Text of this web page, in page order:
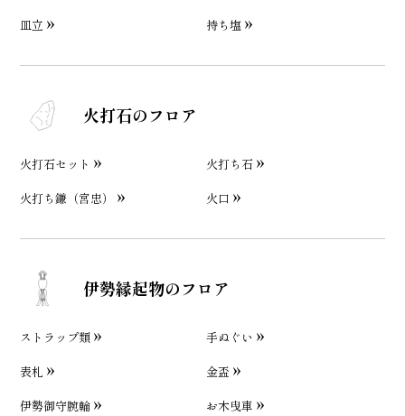
皿立
持ち塩
火打石のフロア
火打石セット
火打ち石
火打ち鎌（宮忠）
火口
伊勢縁起物のフロア
ストラップ類
手ぬぐい
表札
金盃
伊勢御守腕輪
お木曳車